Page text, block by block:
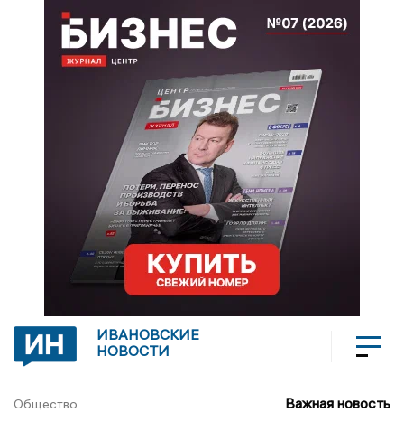
ИВАНОВСКИЕ
НОВОСТИ
Общество Важная новость